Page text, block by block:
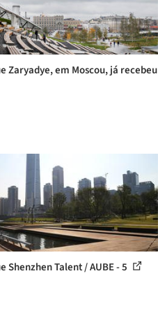
Zaryadye, em Moscou, já recebeu
Shenzhen Talent / AUBE - 5